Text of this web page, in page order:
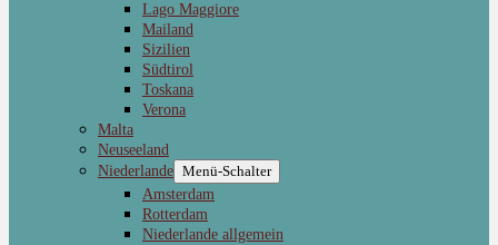
Lago Maggiore
Mailand
Sizilien
Südtirol
Toskana
Verona
Malta
Neuseeland
Niederlande Menü-Schalter
Amsterdam
Rotterdam
Niederlande allgemein